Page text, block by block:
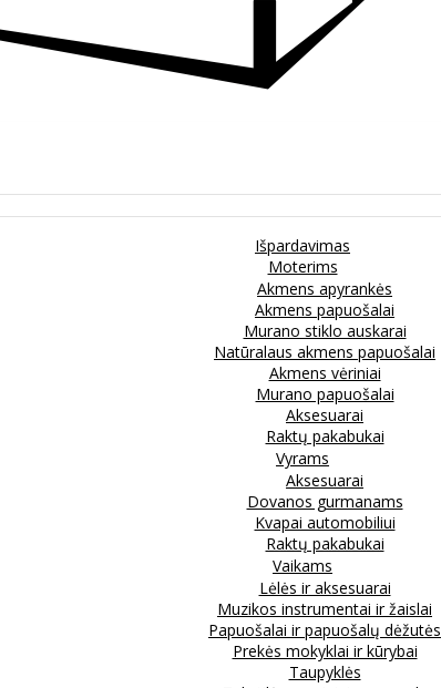
Išpardavimas
Moterims
Akmens apyrankės
Akmens papuošalai
Murano stiklo auskarai
Natūralaus akmens papuošalai
Akmens vėriniai
Murano papuošalai
Aksesuarai
Raktų pakabukai
Vyrams
Aksesuarai
Dovanos gurmanams
Kvapai automobiliui
Raktų pakabukai
Vaikams
Lėlės ir aksesuarai
Muzikos instrumentai ir žaislai
Papuošalai ir papuošalų dėžutės
Prekės mokyklai ir kūrybai
Taupyklės